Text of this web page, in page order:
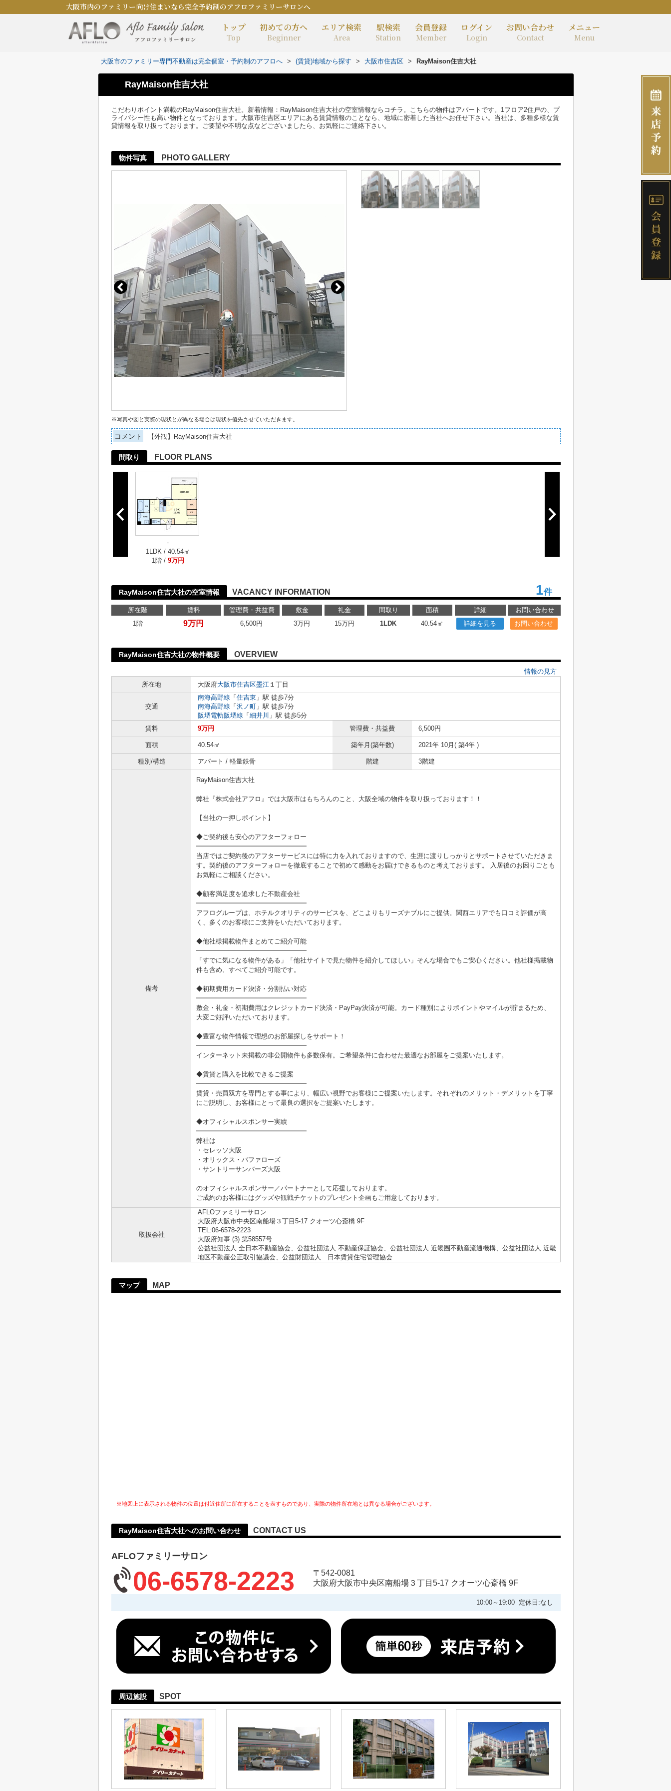
大阪市内のファミリー向け住まいなら完全予約制のアフロファミリーサロンへ
トップ
Top
初めての方へ
Beginner
エリア検索
Area
駅検索
Station
会員登録
Member
ログイン
Login
お問い合わせ
Contact
メニュー
Menu
大阪市のファミリー専門不動産は完全個室・予約制のアフロへ > (賃貸)地域から探す > 大阪市住吉区 > RayMaison住吉大社
RayMaison住吉大社
こだわりポイント満載のRayMaison住吉大社。新着情報：RayMaison住吉大社の空室情報ならコチラ。こちらの物件はアパートです。1フロア2住戸の、プ
ライバシー性も高い物件となっております。大阪市住吉区エリアにある賃貸情報のことなら、地域に密着した当社へお任せ下さい。当社は、多種多様な賃
貸情報を取り扱っております。ご要望や不明な点などございましたら、お気軽にご連絡下さい。
物件写真 PHOTO GALLERY
※写真や図と実際の現状とが異なる場合は現状を優先させていただきます。
コメント 【外観】RayMaison住吉大社
間取り FLOOR PLANS
-
1LDK / 40.54㎡
1階 / 9万円
RayMaison住吉大社の空室情報 VACANCY INFORMATION 1件
所在階 賃料 管理費・共益費 敷金 礼金 間取り 面積 詳細
お問い合わせ
1階
9万円 6,500円 3万円 15万円 1LDK 40.54㎡ 詳細を見る お問い合わせ
RayMaison住吉大社の物件概要 OVERVIEW
情報の見方
所在地
大阪府大阪市住吉区墨江 １丁目
交通
南海高野線 「 住吉東 」駅 徒歩7分
南海高野線 「 沢ノ町 」駅 徒歩7分
阪堺電軌阪堺線 「 細井川 」駅 徒歩5分
賃料
9万円 管理費・共益費 6,500円
面積 40.54㎡ 築年月(築年数) 2021年 10月( 築4年 )
種別/構造 アパート / 軽量鉄骨 階建 3階建
備考
RayMaison住吉大社
弊社『株式会社アフロ』では大阪市はもちろんのこと、大阪全域の物件を取り扱っております！！
【当社の一押しポイント】
◆ご契約後も安心のアフターフォロー
━━━━━━━━━━━━━━━━━
当店ではご契約後のアフターサービスには特に力を入れておりますので、生涯に渡りしっかりとサポートさせていただきま
す。契約後のアフターフォローを徹底することで初めて感動をお届けできるものと考えております。 入居後のお困りごとも
お気軽にご相談ください。
◆顧客満足度を追求した不動産会社
━━━━━━━━━━━━━━━━━
アフログループは、ホテルクオリティのサービスを、どこよりもリーズナブルにご提供。関西エリアでも口コミ評価が高
く、多くのお客様にご支持をいただいております。
◆他社様掲載物件まとめてご紹介可能
━━━━━━━━━━━━━━━━━
「すでに気になる物件がある」「他社サイトで見た物件を紹介してほしい」そんな場合でもご安心ください。他社様掲載物
件も含め、すべてご紹介可能です。
◆初期費用カード決済・分割払い対応
━━━━━━━━━━━━━━━━━
敷金・礼金・初期費用はクレジットカード決済・PayPay決済が可能。カード種別によりポイントやマイルが貯まるため、
大変ご好評いただいております。
◆豊富な物件情報で理想のお部屋探しをサポート！
━━━━━━━━━━━━━━━━━
インターネット未掲載の非公開物件も多数保有。ご希望条件に合わせた最適なお部屋をご提案いたします。
◆賃貸と購入を比較できるご提案
━━━━━━━━━━━━━━━━━
賃貸・売買双方を専門とする事により、幅広い視野でお客様にご提案いたします。それぞれのメリット・デメリットを丁寧
にご説明し、お客様にとって最良の選択をご提案いたします。
◆オフィシャルスポンサー実績
━━━━━━━━━━━━━━━━━
弊社は
・セレッソ大阪
・オリックス・バファローズ
・サントリーサンバーズ大阪
のオフィシャルスポンサー／パートナーとして応援しております。
ご成約のお客様にはグッズや観戦チケットのプレゼント企画もご用意しております。
取扱会社
AFLOファミリーサロン
大阪府大阪市中央区南船場３丁目5-17 クオーツ心斎橋 9F
TEL:06-6578-2223
大阪府知事 (3) 第58557号
公益社団法人 全日本不動産協会、公益社団法人 不動産保証協会、公益社団法人 近畿圏不動産流通機構、公益社団法人 近畿
地区不動産公正取引協議会、公益財団法人 日本賃貸住宅管理協会
マップ MAP
※地図上に表示される物件の位置は付近住所に所在することを表すものであり、実際の物件所在地とは異なる場合がございます。
RayMaison住吉大社へのお問い合わせ CONTACT US
AFLOファミリーサロン
06-6578-2223
〒542-0081
大阪府大阪市中央区南船場３丁目5-17 クオーツ心斎橋 9F
10:00～19:00 定休日:なし
周辺施設 SPOT